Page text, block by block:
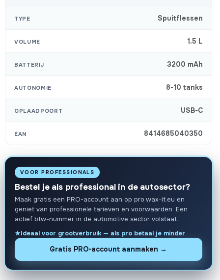
TYPE Spuitflessen
VOLUME 1.5 L
BATTERIJ 3200 mAh
AUTONOMIE 8-10 tanks
OPLAADPOORT USB-C
EAN 8414685040350
VOOR PROFESSIONALS
Bestel je als professional in de autosector?
Maak gratis een PRO-account aan op pro.wax-it.eu en
geniet van professionele tarieven en voorwaarden. Een
actief btw-nummer in de automotive sector volstaat.
Ideaal voor grootverbruik — als pro betaal je minder
Gratis PRO-account aanmaken →